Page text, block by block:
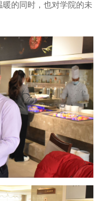
的同时，也对学院的未